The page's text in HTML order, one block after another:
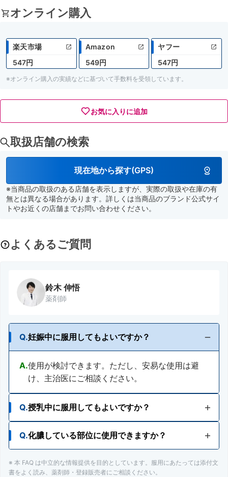
オンライン購入
楽天市場
547円
Amazon
549円
ヤフー
547円
※オンライン購入の実績などに基づいて手数料を受領しています。
お気に入りに追加
取扱店舗の検索
現在地から探す(GPS)
※当商品の取扱のある店舗を表示しますが、実際の取扱や在庫の有
無とは異なる場合があります。詳しくは当商品のブランド公式サイ
トやお近くの店舗までお問い合わせください。
よくあるご質問
鈴木 伸悟
薬剤師
Q.妊娠中に服用してもよいですか？
A.使用が検討できます。ただし、安易な使用は避
け、主治医にご相談ください。
Q.授乳中に服用してもよいですか？
A.使用が検討できます。ただし、安易な使用は避
け、主治医にご相談ください。
Q.化膿している部位に使用できますか？
A.化膿している患部には使用をさけてください
※ 本 FAQ は中立的な情報提供を目的としています。服用にあたっては添付文
書をよく読み、薬剤師・登録販売者にご相談ください。